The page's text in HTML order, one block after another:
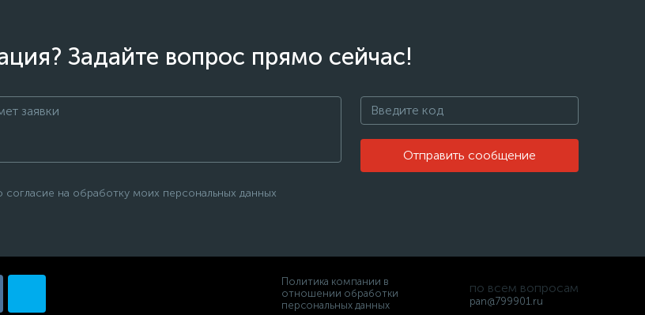
Задайте вопрос прямо сейчас!
Отправить сообщение
согласие на обработку моих персональных данных
Политика компании в
отношении обработки
персональных данных
по всем вопросам
pan@799901.ru